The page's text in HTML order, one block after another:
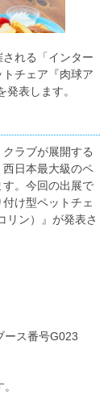
れる「インター
チェア『肉球ア
表します。
ラブが展開する
日本最大級のペ
。今回の出展で
け型ペットチェ
リン）』が発表さ
ース番号G023